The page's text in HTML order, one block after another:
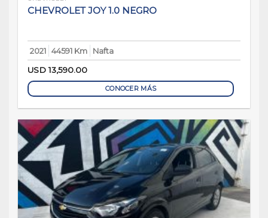
CHEVROLET JOY 1.0 NEGRO
2021 44591 Km
Nafta
USD13,590.00
CONOCER MÁS